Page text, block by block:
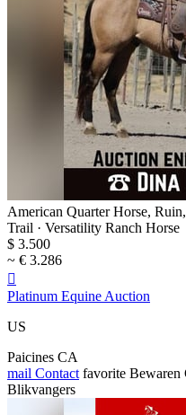
American Quarter Horse,
Trail · Versatility Ranch Horse
$ 3.500
~ € 3.286

Platinum Equine Auction
US
Paicines CA
mail Contact favorite Bewaren
Blikvangers